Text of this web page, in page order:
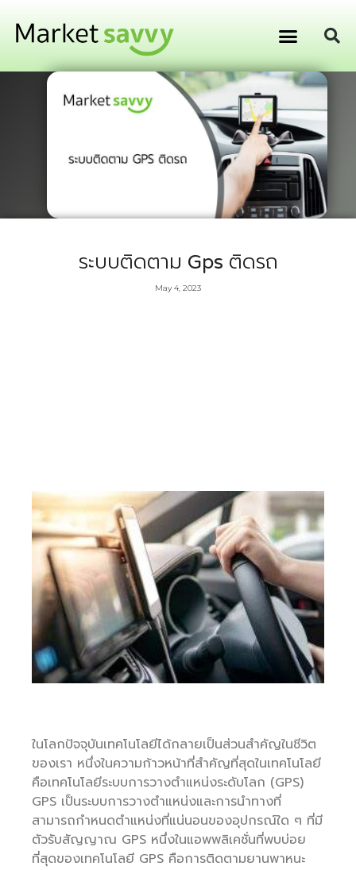
ระบบติดตาม Gps ติดรถ
May 4, 2023
ในโลกปัจจุบันเทคโนโลยีได้กลายเป็นส่วนสำคัญในชีวิต
ของเรา หนึ่งในความก้าวหน้าที่สำคัญที่สุดในเทคโนโลยี
คือเทคโนโลยีระบบการวางตำแหน่งระดับโลก (GPS)
GPS เป็นระบบการวางตำแหน่งและการนำทางที่
สามารถกำหนดตำแหน่งที่แน่นอนของอุปกรณ์ใด ๆ ที่มี
ตัวรับสัญญาณ GPS หนึ่งในแอพพลิเคชั่นที่พบบ่อย
ที่สุดของเทคโนโลยี GPS คือการติดตามยานพาหนะ